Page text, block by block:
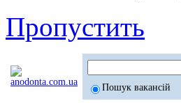
Пропустить
Пошук вакансій